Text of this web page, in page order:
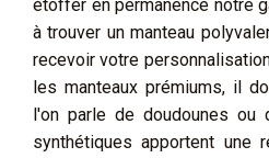
étoffer en permanence notre
à trouver un manteau
recevoir votre
les manteaux prémiums, il
l'on parle de doudounes ou
synthétiques apportent une